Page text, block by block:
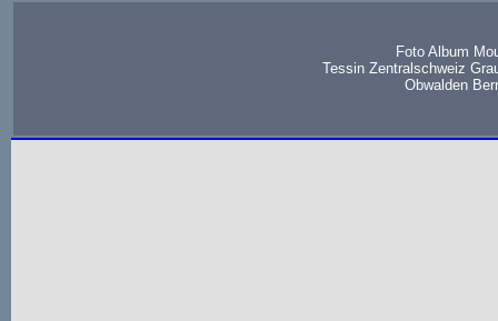
Foto Album
Tessin Zentralschweiz
Obwalden